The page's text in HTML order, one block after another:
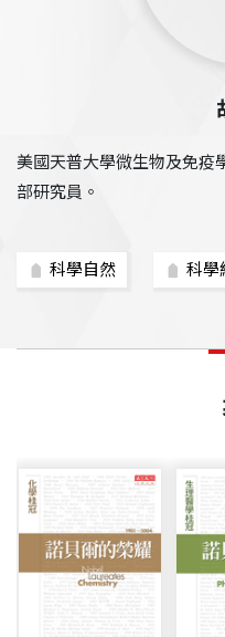
美國天普大學微生物及免疫
部研究員。
科學自然 科學